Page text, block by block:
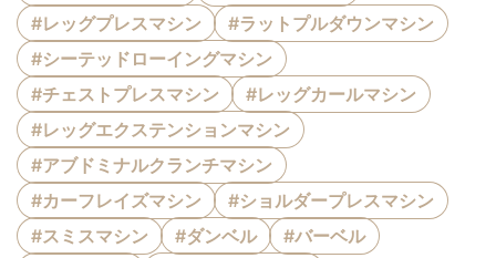
#レッグプレスマシン
#ラットプルダウンマシン
#シーテッドローイングマシン
#チェストプレスマシン
#レッグカールマシン
#レッグエクステンションマシン
#アブドミナルクランチマシン
#カーフレイズマシン
#ショルダープレスマシン
#スミスマシン
#ダンベル
#バーベル